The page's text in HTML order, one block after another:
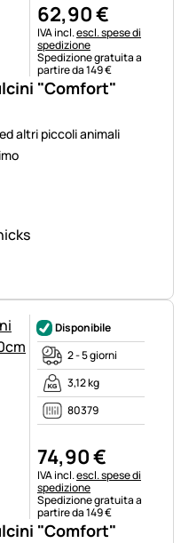
"Comfort"
altri piccoli animali
62,90€
Informazioni fiscali:
IVA incl.escl. spese di
spedizione
Spedizione gratuita a
partire da 149 €
"Comfort"
Disponibile
2 - 5 giorni
3,12 kg
80379
74,90€
Informazioni fiscali:
IVA incl.escl. spese di
spedizione
Spedizione gratuita a
partire da 149 €